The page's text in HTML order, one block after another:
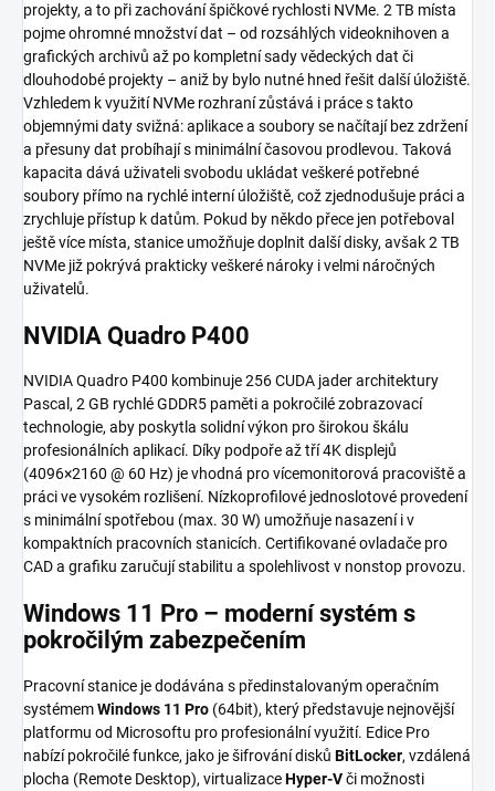
projekty, a to při zachování špičkové rychlosti NVMe. 2 TB místa
pojme ohromné množství dat – od rozsáhlých videoknihoven a
grafických archivů až po kompletní sady vědeckých dat či
dlouhodobé projekty – aniž by bylo nutné hned řešit další úložiště.
Vzhledem k využití NVMe rozhraní zůstává i práce s takto
objemnými daty svižná: aplikace a soubory se načítají bez zdržení
a přesuny dat probíhají s minimální časovou prodlevou. Taková
kapacita dává uživateli svobodu ukládat veškeré potřebné
soubory přímo na rychlé interní úložiště, což zjednodušuje práci a
zrychluje přístup k datům. Pokud by někdo přece jen potřeboval
ještě více místa, stanice umožňuje doplnit další disky, avšak 2 TB
NVMe již pokrývá prakticky veškeré nároky i velmi náročných
uživatelů.
NVIDIA Quadro P400
NVIDIA Quadro P400 kombinuje 256 CUDA jader architektury
Pascal, 2 GB rychlé GDDR5 paměti a pokročilé zobrazovací
technologie, aby poskytla solidní výkon pro širokou škálu
profesionálních aplikací. Díky podpoře až tří 4K displejů
(4096×2160 @ 60 Hz) je vhodná pro vícemonitorová pracoviště a
práci ve vysokém rozlišení. Nízkoprofilové jednoslotové provedení
s minimální spotřebou (max. 30 W) umožňuje nasazení i v
kompaktních pracovních stanicích. Certifikované ovladače pro
CAD a grafiku zaručují stabilitu a spolehlivost v nonstop provozu.
Windows 11 Pro – moderní systém s
pokročilým zabezpečením
Pracovní stanice je dodávána s předinstalovaným operačním
systémemWindows 11 Pro (64bit), který představuje nejnovější
platformu od Microsoftu pro profesionální využití. Edice Pro
nabízí pokročilé funkce, jako je šifrování disků BitLocker, vzdálená
plocha (Remote Desktop), virtualizaceHyper-Vči možnosti